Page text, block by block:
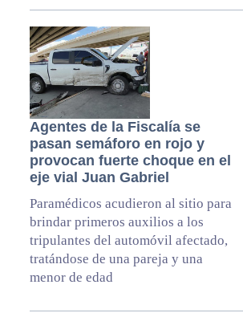
Agentes de la Fiscalía se
pasan semáforo en rojo y
provocan fuerte choque en el
eje vial Juan Gabriel
Paramédicos acudieron al sitio para
brindar primeros auxilios a los
tripulantes del automóvil afectado,
tratándose de una pareja y una
menor de edad